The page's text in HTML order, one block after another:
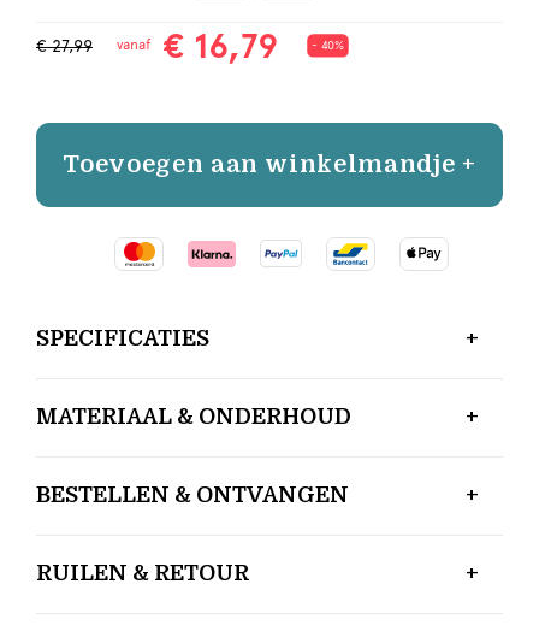
€ 27,99 vanaf € 16,79 - 40%
Toevoegen aan winkelmandje +
SPECIFICATIES
MATERIAAL & ONDERHOUD
BESTELLEN & ONTVANGEN
RUILEN & RETOUR